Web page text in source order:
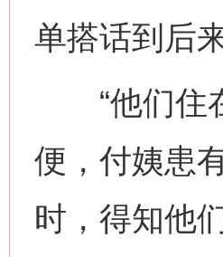
单搭话到后
“他们住在
便，付姨患
时，得知他